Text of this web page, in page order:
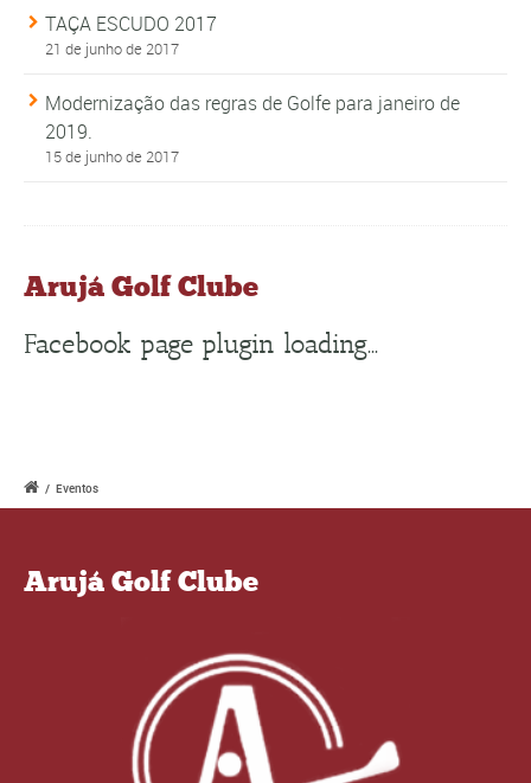
TAÇA ESCUDO 2017
21 de junho de 2017
Modernização das regras de Golfe para janeiro de
2019.
15 de junho de 2017
Arujá Golf Clube
Facebook page plugin loading...
/ Eventos
Arujá Golf Clube